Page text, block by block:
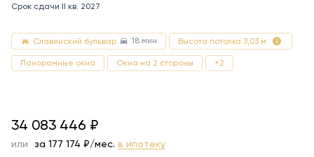
Срок сдачи II кв. 2027
Славянский бульвар 18 мин Высота потолка 3,03 м
Панорамные окна Окна на 2 стороны +2
34083446
34 083 446 ₽
или за 177 174 ₽/мес. в ипотеку